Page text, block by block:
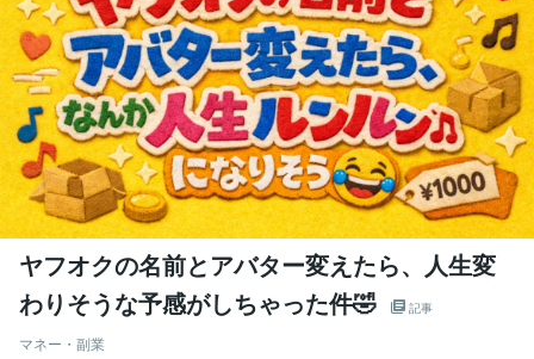
ヤフオクの名前とアバター変えたら、人生変
わりそうな予感がしちゃった件🤣
記事
マネー・副業